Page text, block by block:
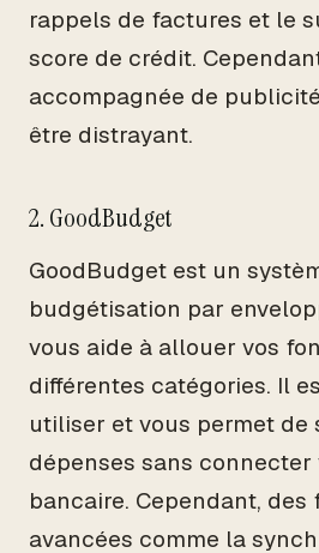
rappels de factures et le
score de crédit.
accompagnée de
être distrayant.
2. GoodBudget
GoodBudget est un
budgétisation par
vous aide à allouer vos
différentes catégories. Il
utiliser et vous permet de
dépenses sans
bancaire. Cependant,
avancées comme la